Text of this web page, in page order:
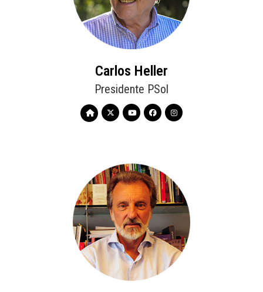
Carlos Heller
Presidente PSol